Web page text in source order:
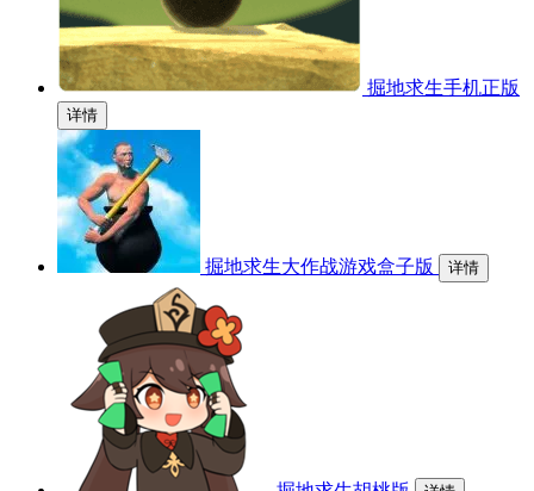
掘地求生手机正版
详情
掘地求生大作战游戏盒子版 详情